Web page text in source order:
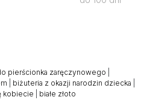
pierścionka zaręczynowego
biżuteria z okazji narodzin dziecka
kobiecie
białe złoto